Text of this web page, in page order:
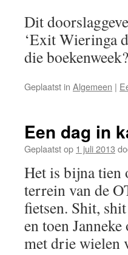
Dit
‘Exit Wieringa
die
Geplaatst in Algemeen |
Een dag in
Geplaatst op 1 juli 2013
Het is bijna tien
terrein van de
fietsen. Shit,
en toen
met drie wielen